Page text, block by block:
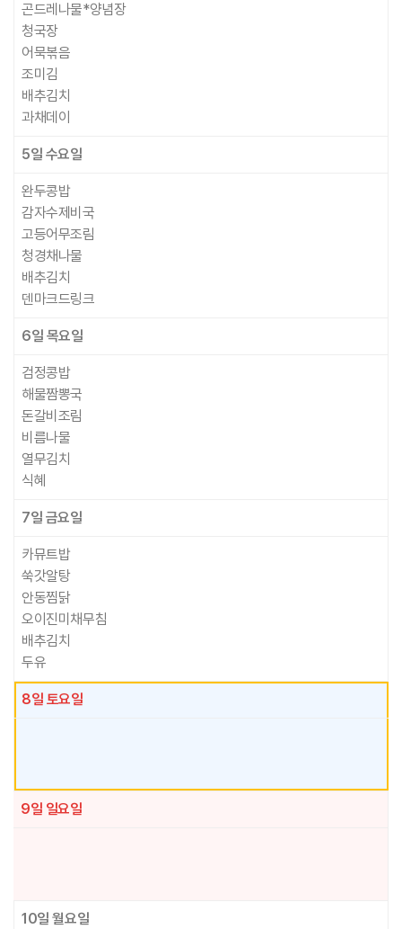
곤드레나물*양념장
청국장
어묵볶음
조미김
배추김치
과채데이
5일 수요일
완두콩밥
감자수제비국
고등어무조림
청경채나물
배추김치
덴마크드링크
6일 목요일
검정콩밥
해물짬뽕국
돈갈비조림
비름나물
열무김치
식혜
7일 금요일
카뮤트밥
쑥갓알탕
안동찜닭
오이진미채무침
배추김치
두유
8일 토요일
9일 일요일
10일월요일